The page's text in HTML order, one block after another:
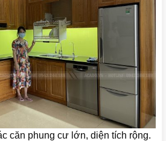
căn phung cư lớn, diện tích rộng.